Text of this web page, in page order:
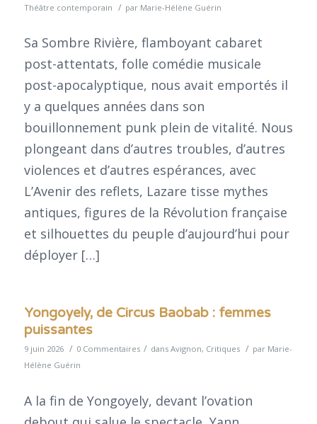
Théâtre contemporain / par Marie-Hélène Guérin
Sa Sombre Rivière, flamboyant cabaret
post-attentats, folle comédie musicale
post-apocalyptique, nous avait emportés il
y a quelques années dans son
bouillonnement punk plein de vitalité. Nous
plongeant dans d’autres troubles, d’autres
violences et d’autres espérances, avec
L’Avenir des reflets, Lazare tisse mythes
antiques, figures de la Révolution française
et silhouettes du peuple d’aujourd’hui pour
déployer […]
Yongoyely, de Circus Baobab : femmes
puissantes
9 juin 2026 / 0 Commentaires / dans Avignon, Critiques / par Marie-
Hélène Guérin
A la fin de Yongoyely, devant l’ovation